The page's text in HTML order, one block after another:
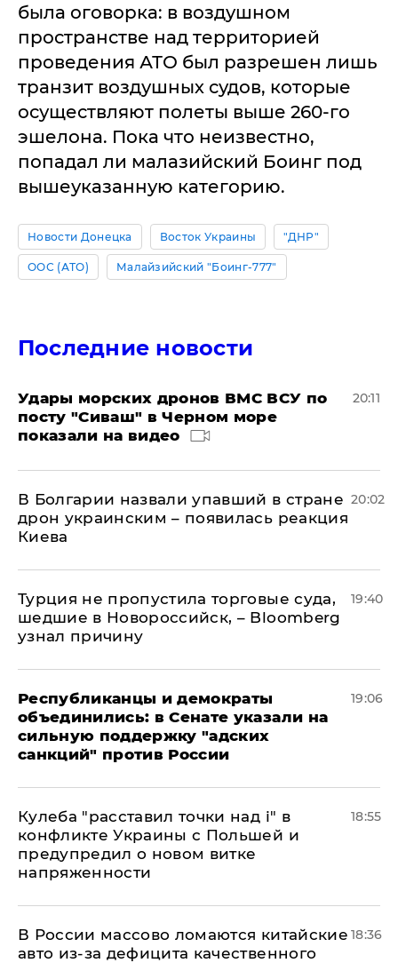
была оговорка: в воздушном
пространстве над территорией
проведения АТО был разрешен лишь
транзит воздушных судов, которые
осуществляют полеты выше 260-го
эшелона. Пока что неизвестно,
попадал ли малазийский Боинг под
вышеуказанную категорию.
Новости Донецка Восток Украины "ДНР"
ООС (АТО) Малайзийский "Боинг-777"
Последние новости
Удары морских дронов ВМС ВСУ по
посту "Сиваш" в Черном море
показали на видео
20:11
В Болгарии назвали упавший в стране
дрон украинским – появилась реакция
Киева
20:02
Турция не пропустила торговые суда,
шедшие в Новороссийск, – Bloomberg
узнал причину
19:40
Республиканцы и демократы
объединились: в Сенате указали на
сильную поддержку "адских
санкций" против России
19:06
Кулеба "расставил точки над і" в
конфликте Украины с Польшей и
предупредил о новом витке
напряженности
18:55
В России массово ломаются китайские
авто из-за дефицита качественного
18:36